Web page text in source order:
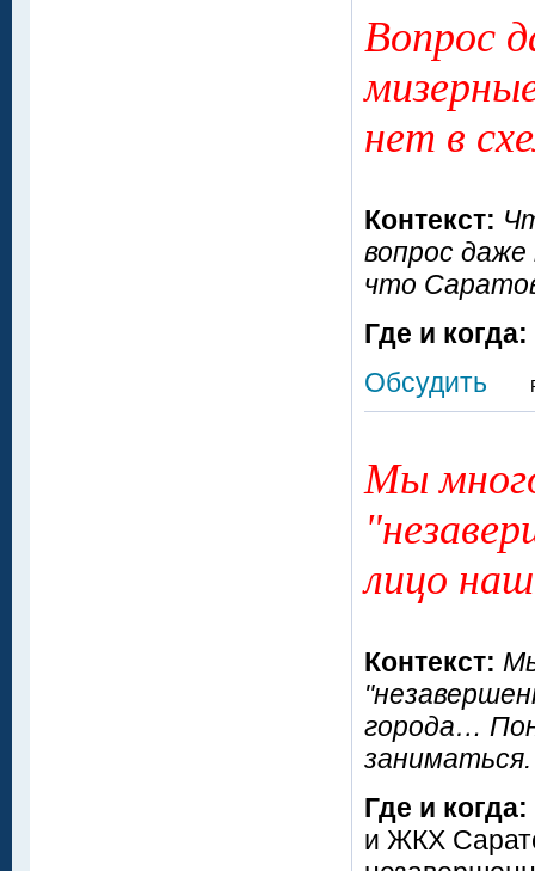
Вопрос
нет в
Контекст:
вопрос
что
Где и когда:
Обсудить
Мы
лицо
Контекст:
города…
заниматься.
Где и когда:
и ЖКХ